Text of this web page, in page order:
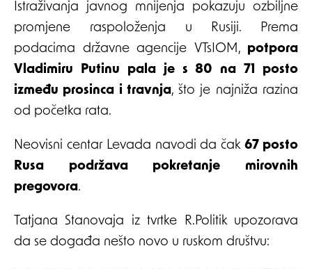
Istraživanja javnog mnijenja pokazuju ozbiljne
promjene raspoloženja u Rusiji. Prema
podacima državne agencije VTsIOM, potpora
Vladimiru Putinu pala je s 80 na 71 posto
između prosinca i travnja, što je najniža razina
od početka rata.
Neovisni centar Levada navodi da čak67 posto
Rusa podržava pokretanje mirovnih
pregovora.
Tatjana Stanovaja iz tvrtke R.Politik upozorava
da se događa nešto novo u ruskom društvu: